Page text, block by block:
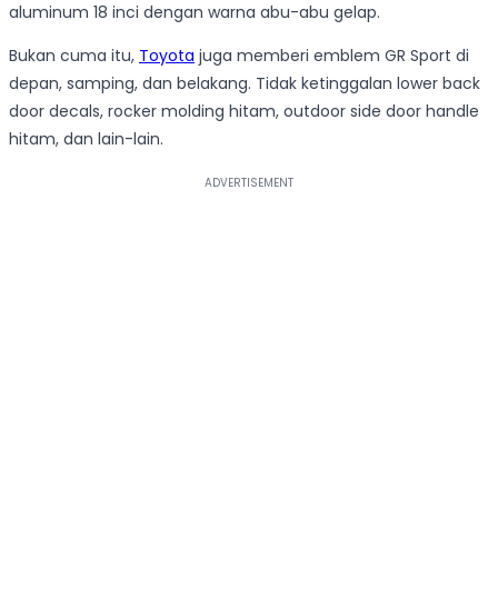
aluminum 18 inci dengan warna abu-abu gelap.
Bukan cuma itu, Toyota juga memberi emblem GR Sport di
depan, samping, dan belakang. Tidak ketinggalan lower back
door decals, rocker molding hitam, outdoor side door handle
hitam, dan lain-lain.